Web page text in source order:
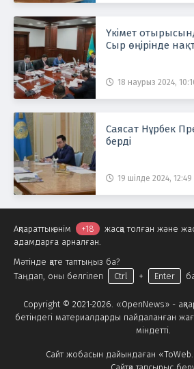
Үкімет
Сыр өңірінде
18 наурыз 2024,
Саясат Нұрбек
берді
19 шілде 2024, 12:49
Copyright © 2021-2026. «OpenNews» -
бетіндегі материалдарды пайдаланған
міндетті.
Сайт жобасын дайындаған
Ақпараттық өнім +18
жасқа толған және
адамдарға арналған.
Мәтінде қате таптыңыз ба?
Таңдап, оны белгілеп
Ctrl + Enter